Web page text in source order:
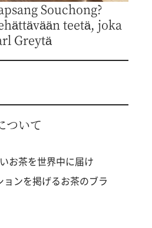
Souchong?
teetä, joka
Greytä
ついて
お茶を世界中に届け
ョンを掲げるお茶のブラ